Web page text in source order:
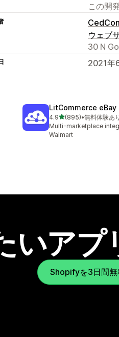
この開
ウェブ
30 N
2021年
LitCommerce eBay
4.95つ星中
(895)
合計レビュー数：895件
•無料体験あり
Multi-marketplace
Walmart
いアプ
Shopifyを3日間無